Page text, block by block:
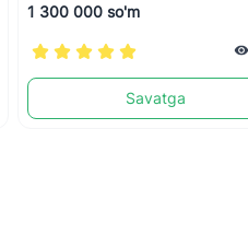
1 300 000 so'm
Savatga